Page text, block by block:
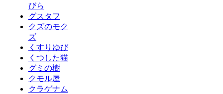
びら
グスタフ
クズのモク
ズ
くすりゆび
くつした猫
グミの樹
クモル屋
クラゲナム